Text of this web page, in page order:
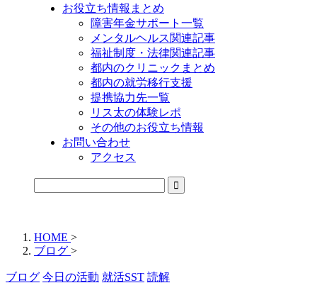
お役立ち情報まとめ
障害年金サポート一覧
メンタルヘルス関連記事
福祉制度・法律関連記事
都内のクリニックまとめ
都内の就労移行支援
提携協力先一覧
リス太の体験レポ
その他のお役立ち情報
お問い合わせ
アクセス
HOME >
ブログ >
ブログ 今日の活動 就活SST 読解